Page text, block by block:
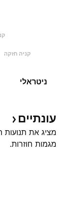
קניה חזקה
ניטראלי
עונתיים
מציג את תנועות
מגמות חוזרות.